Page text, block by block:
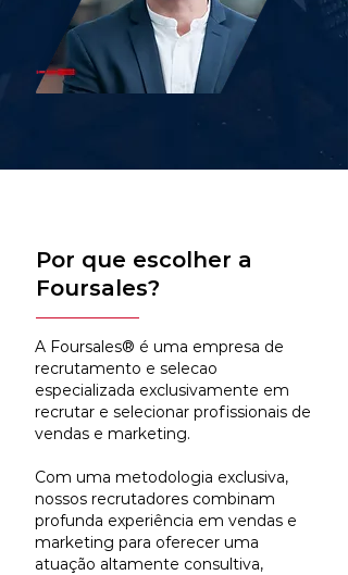
Por que escolher a
Foursales?
A Foursales® é uma empresa de
recrutamento e selecao
especializada exclusivamente em
recrutar e selecionar profissionais de
vendas e marketing.
Com uma metodologia exclusiva,
nossos recrutadores combinam
profunda experiência em vendas e
marketing para oferecer uma
atuação altamente consultiva,